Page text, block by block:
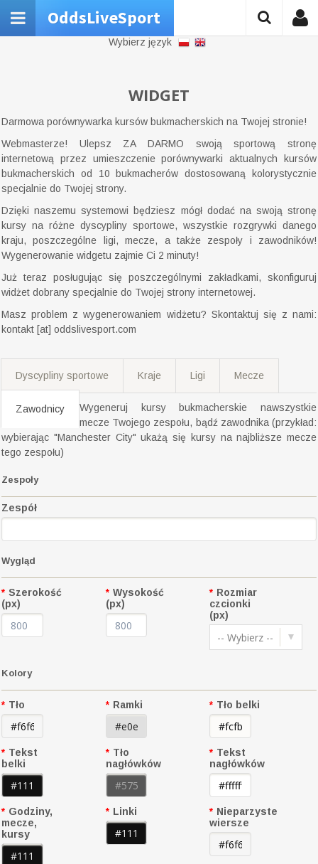
OddsLiveSport
Wybierz język
WIDGET
Darmowa porównywarka kursów bukmacherskich na Twojej stronie!
Webmasterze! Ulepsz ZA DARMO swoją sportową stronę
internetową przez umieszczenie porównywarki aktualnych kursów
bukmacherskich od 10 bukmacherów dostosowaną kolorystycznie
specjalnie do Twojej strony.
Dzięki naszemu systemowi będziesz mógł dodać na swoją stronę
kursy na różne dyscypliny sportowe, wszystkie rozgrywki danego
kraju, poszczególne ligi, mecze, a także zespoły i zawodników!
Wygenerowanie widgetu zajmie Ci 2 minuty!
Już teraz posługując się poszczególnymi zakładkami, skonfiguruj
widżet dobrany specjalnie do Twojej strony internetowej.
Masz problem z wygenerowaniem widżetu? Skontaktuj się z nami:
kontakt [at] oddslivesport.com
Dyscypliny sportowe Kraje Ligi Mecze
Zawodnicy
Wygeneruj kursy bukmacherskie nawszystkie
mecze Twojego zespołu, bądź zawodnika (przykład:
wybierając "Manchester City" ukażą się kursy na najbliższe mecze
tego zespołu)
Zespoły
Zespół
Wygląd
* Szerokość
(px)
* Wysokość
(px)
* Rozmiar
czcionki
(px)
-- Wybierz --
Kolory
* Tło * Ramki * Tło belki
* Tekst
belki
* Tło
nagłówków
* Tekst
nagłówków
* Godziny,
mecze,
kursy
* Linki * Nieparzyste
wiersze